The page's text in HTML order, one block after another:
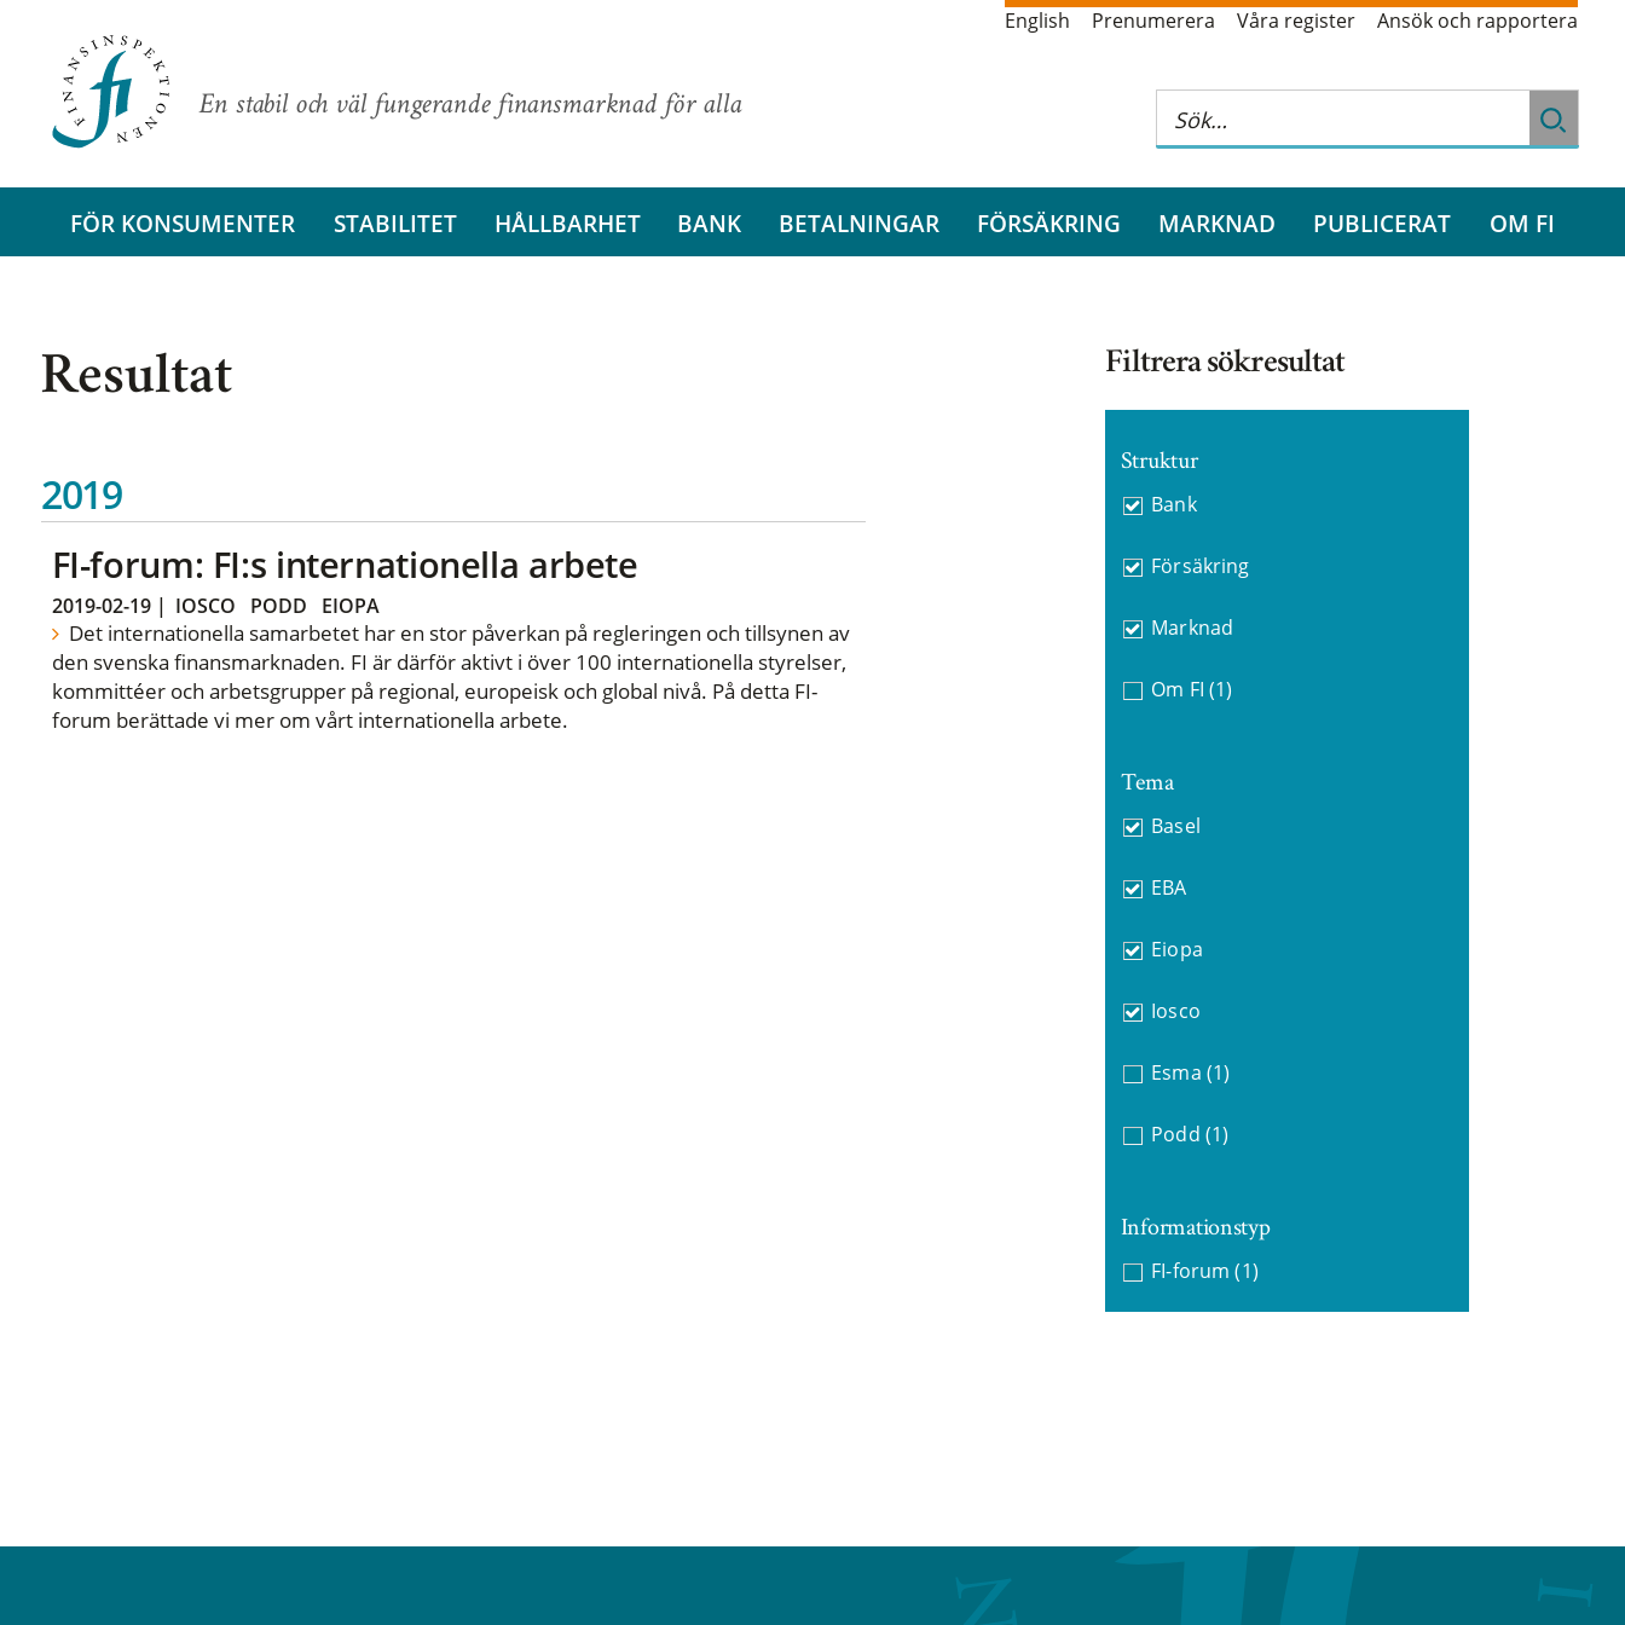
En stabil och väl fungerande finansmarknad för alla
English Prenumerera Våra register Ansök och rapportera
FÖR KONSUMENTER STABILITET HÅLLBARHET BANK BETALNINGAR FÖRSÄKRING MARKNAD PUBLICERAT OM FI
Resultat
2019
FI-forum: FI:s internationella arbete
2019-02-19| IOSCO PODD EIOPA
Det internationella samarbetet har en stor påverkan på regleringen och tillsynen av
den svenska finansmarknaden. FI är därför aktivt i över 100 internationella styrelser,
kommittéer och arbetsgrupper på regional, europeisk och global nivå. På detta FI-
forum berättade vi mer om vårt internationella arbete.
Filtrera sökresultat
Struktur
Bank
Försäkring
Marknad
Om FI (1)
Tema
Basel
EBA
Eiopa
Iosco
Esma (1)
Podd (1)
Informationstyp
FI-forum (1)